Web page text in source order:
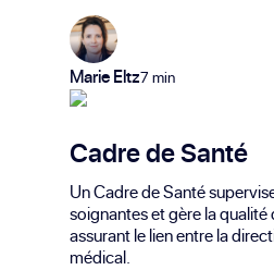
Marie Eltz7 min
Cadre de Santé
Un Cadre de Santé
soignantes et gère la qualité
assurant le lien entre la
médical.